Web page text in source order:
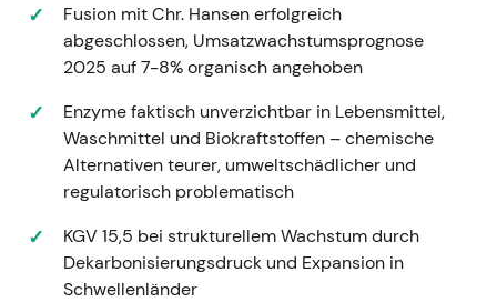
Narrativ:Die Ankündigung löste erhebliche
Skepsis unter Investoren aus – der hohe
Aufschlag und ambitionierte
gesehen; Analysten warnten vor Überzahlung
und Integrationsrisiken, und der Markt
bestrafte Novozymes unmittelbar.[38] [44]
Charttechnik:Scharfer Kursrückgang /
deutlicher Volatilitätsanstieg (mehrtägiger
Ausverkauf vom vorherigen Trendniveau).
Fusion mit Chr. Hansen erfolgreich
abgeschlossen, Umsatzwachstumsprognose
2025 auf 7-8% organisch angehoben
Enzyme faktisch unverzichtbar in Lebensmittel,
Waschmittel und Biokraftstoffen – chemische
Alternativen teurer, umweltschädlicher und
regulatorisch problematisch
KGV 15,5 bei strukturellem Wachstum durch
Dekarbonisierungsdruck und Expansion in
Schwellenländer